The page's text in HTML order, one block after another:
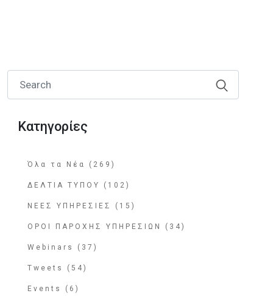
Κατηγορίες
Όλα τα Νέα (269)
ΔΕΛΤΙΑ ΤΥΠΟΥ (102)
ΝΕΕΣ ΥΠΗΡΕΣΙΕΣ (15)
ΟΡΟΙ ΠΑΡΟΧΗΣ ΥΠΗΡΕΣΙΩΝ (34)
Webinars (37)
Tweets (54)
Events (6)